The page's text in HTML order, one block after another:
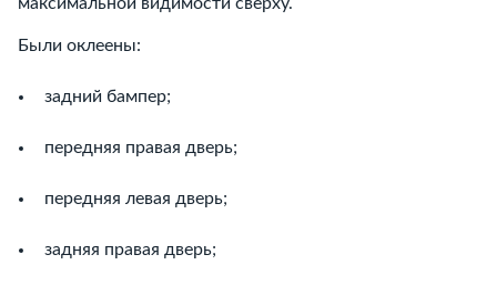
Были оклеены:
задний бампер;
передняя правая дверь;
передняя левая дверь;
задняя правая дверь;